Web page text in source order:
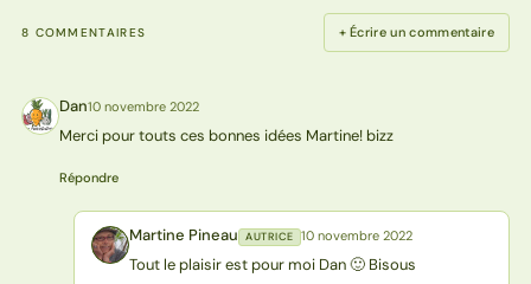
8 COMMENTAIRES + Écrire un commentaire
D Dan10 novembre 2022
Merci pour touts ces bonnes idées Martine! bizz
Répondre
MP Martine Pineau AUTRICE 10 novembre 2022
Tout le plaisir est pour moi Dan 🙂 Bisous